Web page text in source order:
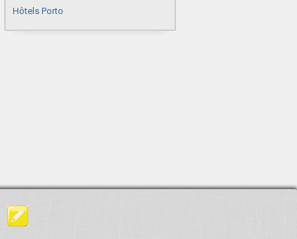
Hôtels Porto